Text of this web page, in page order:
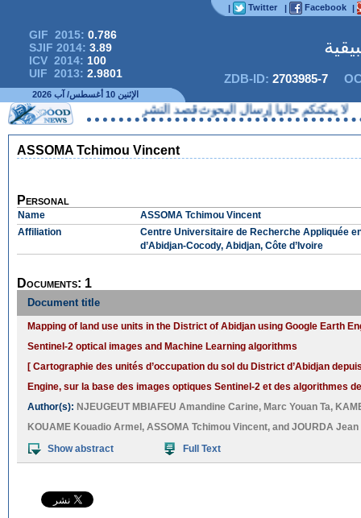
| Twitter | Facebook |
GIF 2015: 0.786
SJIF 2014: 3.89
ICV 2014: 100
UIF 2013: 2.9801 ZDB-ID: 2703985-7
الإثنين 10 أغسطس/ آب 2026
لا يمكنكم حاليا إرسال البحوث قصد النشر
ASSOMA Tchimou Vincent
Personal
Name
ASSOMA Tchimou Vincent
Affiliation
Centre Universitaire de Recherche Appliquée
d’Abidjan-Cocody, Abidjan, Côte d’Ivoire
Documents: 1
Document title
Mapping of land use units in the District of Abidjan using Google Earth
Sentinel-2 optical images and Machine Learning algorithms
[ Cartographie des unités d’occupation du sol du District d’Abidjan
Engine, sur la base des images optiques Sentinel-2 et des algorithmes
Author(s): NJEUGEUT MBIAFEU Amandine Carine, Marc Youan Ta,
KOUAME Kouadio Armel , ASSOMA Tchimou Vincent, and JOURDA
Show abstract
Full Text